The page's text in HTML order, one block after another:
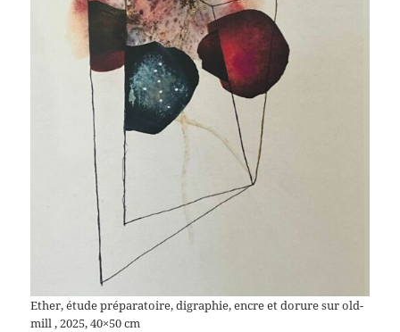
Ether, étude préparatoire, digraphie, encre et dorure sur old-
mill , 2025, 40×50 cm